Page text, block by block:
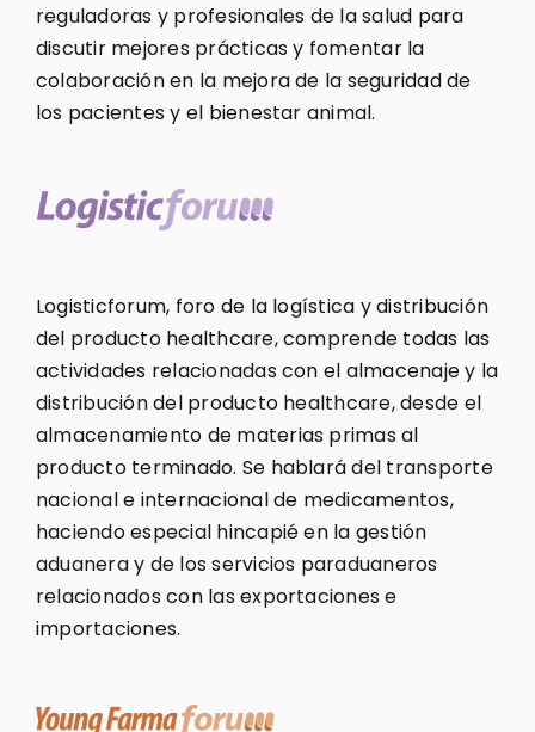
reguladoras y profesionales de la salud para
discutir mejores prácticas y fomentar la
colaboración en la mejora de la seguridad de
los pacientes y el bienestar animal.
Logisticforum, foro de la logística y distribución
del producto healthcare, comprende todas las
actividades relacionadas con el almacenaje y la
distribución del producto healthcare, desde el
almacenamiento de materias primas al
producto terminado. Se hablará del transporte
nacional e internacional de medicamentos,
haciendo especial hincapié en la gestión
aduanera y de los servicios paraduaneros
relacionados con las exportaciones e
importaciones.